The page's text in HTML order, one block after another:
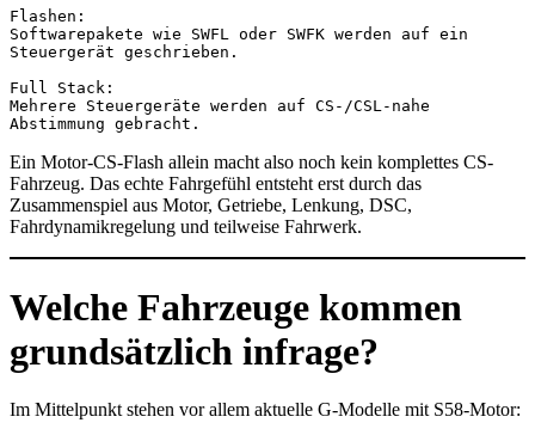
Flashen:
Softwarepakete wie SWFL oder SWFK werden auf ein
Steuergerät geschrieben.
Full Stack:
Mehrere Steuergeräte werden auf CS-/CSL-nahe
Abstimmung gebracht.
Ein Motor-CS-Flash allein macht also noch kein komplettes CS-
Fahrzeug. Das echte Fahrgefühl entsteht erst durch das
Zusammenspiel aus Motor, Getriebe, Lenkung, DSC,
Fahrdynamikregelung und teilweise Fahrwerk.
Welche Fahrzeuge kommen
grundsätzlich infrage?
Im Mittelpunkt stehen vor allem aktuelle G-Modelle mit S58-Motor: